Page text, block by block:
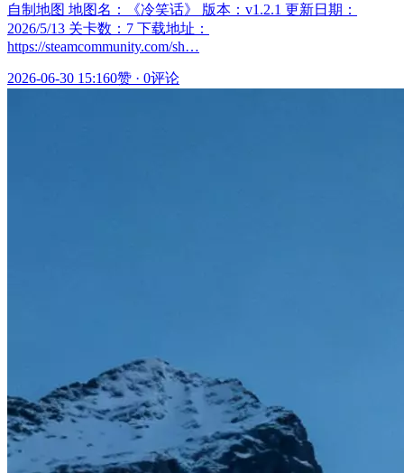
自制地图 地图名：《冷笑话》 版本：v1.2.1 更新日期：
2026/5/13 关卡数：7 下载地址：
https://steamcommunity.com/sh…
2026-06-30 15:160赞 · 0评论